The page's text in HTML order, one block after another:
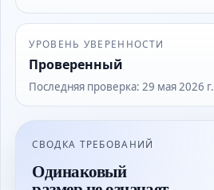
УРОВЕНЬ УВЕРЕННОСТИ
Проверенный
Последняя проверка:29 мая 2026 г.
СВОДКА ТРЕБОВАНИЙ
Одинаковый